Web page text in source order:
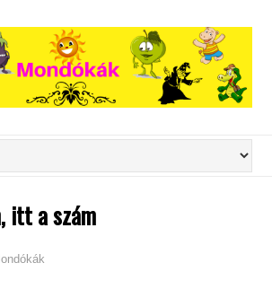
itt a szám